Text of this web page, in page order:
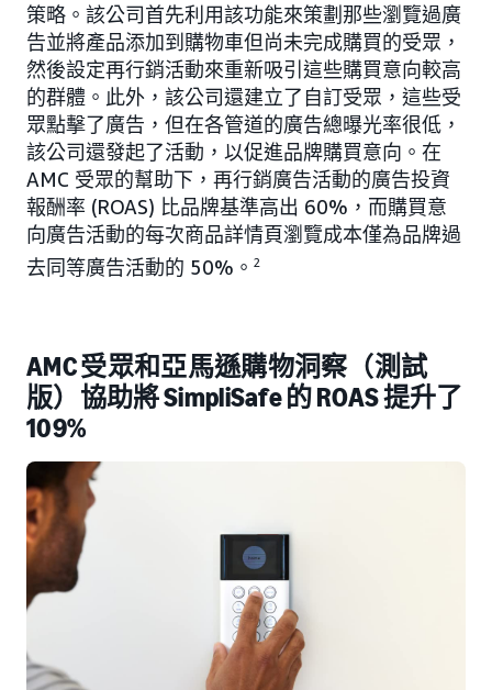
策略。該公司首先利用該功能來策劃那些瀏覽過廣
告並將產品添加到購物車但尚未完成購買的受眾，
然後設定再行銷活動來重新吸引這些購買意向較高
的群體。此外，該公司還建立了自訂受眾，這些受
眾點擊了廣告，但在各管道的廣告總曝光率很低，
該公司還發起了活動，以促進品牌購買意向。在
AMC 受眾的幫助下，再行銷廣告活動的廣告投資
報酬率 (ROAS) 比品牌基準高出 60%，而購買意
向廣告活動的每次商品詳情頁瀏覽成本僅為品牌過
去同等廣告活動的 50%。 2
AMC 受眾和亞馬遜購物洞察（測試
版）協助將 SimpliSafe 的 ROAS 提升了
109%